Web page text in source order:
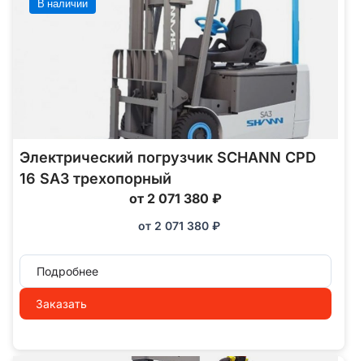
В наличии
Электрический погрузчик SCHANN CPD
16 SA3 трехопорный
от 2 071 380 ₽
от 2 071 380 ₽
Подробнее
Заказать